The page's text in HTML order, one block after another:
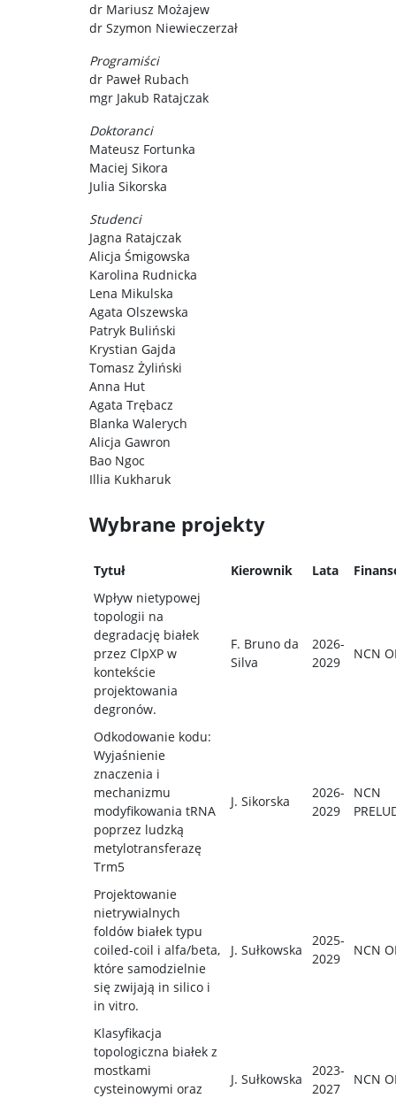
dr Mariusz Możajew
dr Szymon Niewieczerzał
Programiści
dr Paweł Rubach
mgr Jakub Ratajczak
Doktoranci
Mateusz Fortunka
Maciej Sikora
Julia Sikorska
Studenci
Jagna Ratajczak
Alicja Śmigowska
Karolina Rudnicka
Lena Mikulska
Agata Olszewska
Patryk Buliński
Krystian Gajda
Tomasz Żyliński
Anna Hut
Agata Trębacz
Blanka Walerych
Alicja Gawron
Bao Ngoc
Illia Kukharuk
Wybrane projekty
Tytuł Kierownik Lata
Wpływ nietypowej
topologii na
degradację białek
przez ClpXP w
kontekście
projektowania
degronów.
F. Bruno da
Silva
2026-
2029
NCN
Odkodowanie kodu:
Wyjaśnienie
znaczenia i
mechanizmu
modyfikowania tRNA
poprzez ludzką
metylotransferazę
Trm5
J. Sikorska
2026-
2029
NCN
Projektowanie
nietrywialnych
foldów białek typu
coiled-coil i alfa/beta,
które samodzielnie
się zwijają in silico i
in vitro.
J. Sułkowska
2025-
2029
NCN
Klasyfikacja
topologiczna białek z
mostkami
cysteinowymi oraz
J. Sułkowska
2023-
2027
NCN